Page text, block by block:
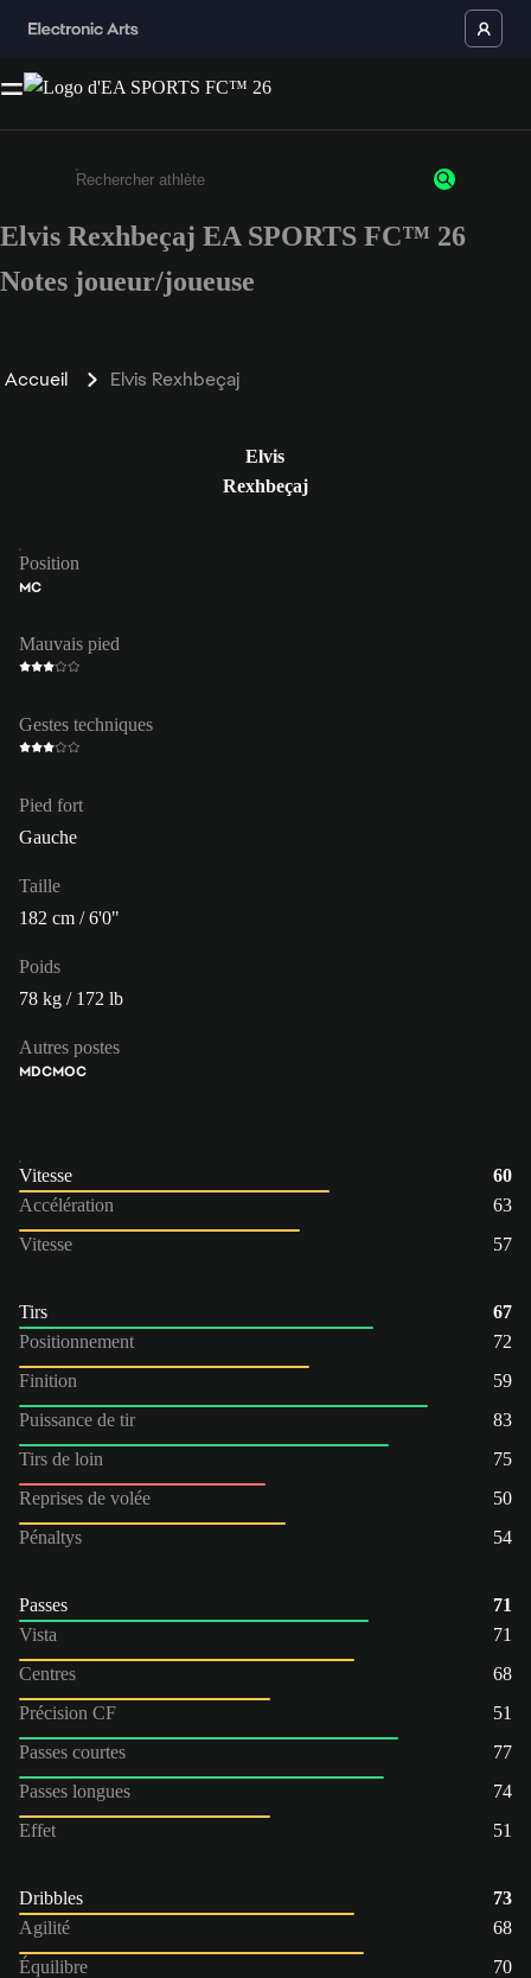
Saisissez au moins 3 caractères ou chiffres.
Elvis Rexhbeçaj EA SPORTS FC™ 26
Notes joueur/joueuse
Accueil Elvis Rexhbeçaj
Elvis
Rexhbeçaj
Position
MC
Mauvais pied
Gestes techniques
Pied fort
Gauche
Taille
182 cm / 6'0"
Poids
78 kg / 172 lb
Autres postes
MDCMOC
Vitesse
60
Accélération
63
Vitesse
57
Tirs
67
Positionnement
72
Finition
59
Puissance de tir
83
Tirs de loin
75
Reprises de volée
50
Pénaltys
54
Passes
71
Vista
71
Centres
68
Précision CF
51
Passes courtes
77
Passes longues
74
Effet
51
Dribbles
73
Agilité
68
Équilibre
70